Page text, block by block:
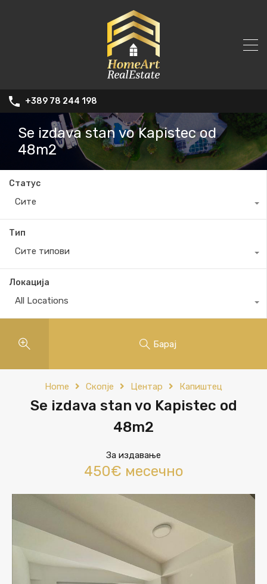
+389 78 244 198
Se izdava stan vo Kapistec od
48m2
Статус
Сите
Тип
Сите типови
Локација
All Locations
Барај
Home Скопје Центар Капиштец
Se izdava stan vo Kapistec od
48m2
За издавање
450€ месечно